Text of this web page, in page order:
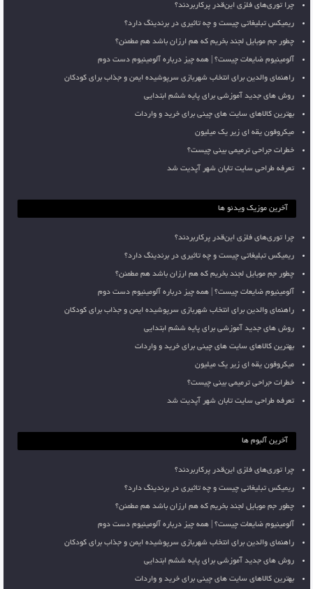
چرا توری‌های فلزی این‌قدر پرکاربردند؟
ریمیکس تبلیغاتی چیست و چه تاثیری در برندینگ دارد؟
چطور جم موبایل لجند بخریم که هم ارزان باشد هم مطمئن؟
آلومینیوم ضایعات چیست؟ | همه چیز درباره آلومینیوم دست دوم
راهنمای والدین برای انتخاب شهربازی سرپوشیده ایمن و جذاب برای کودکان
روش های جدید آموزشی برای پایه ششم ابتدایی
بهترین کالاهای سایت های چینی برای خرید و واردات
میکروفون یقه ای زیر یک میلیون
خطرات جراحی ترمیمی بینی چیست؟
تعرفه طراحی سایت تابان شهر آپدیت شد
آخرین موزیک ویدئو ها
چرا توری‌های فلزی این‌قدر پرکاربردند؟
ریمیکس تبلیغاتی چیست و چه تاثیری در برندینگ دارد؟
چطور جم موبایل لجند بخریم که هم ارزان باشد هم مطمئن؟
آلومینیوم ضایعات چیست؟ | همه چیز درباره آلومینیوم دست دوم
راهنمای والدین برای انتخاب شهربازی سرپوشیده ایمن و جذاب برای کودکان
روش های جدید آموزشی برای پایه ششم ابتدایی
بهترین کالاهای سایت های چینی برای خرید و واردات
میکروفون یقه ای زیر یک میلیون
خطرات جراحی ترمیمی بینی چیست؟
تعرفه طراحی سایت تابان شهر آپدیت شد
آخرین آلبوم ها
چرا توری‌های فلزی این‌قدر پرکاربردند؟
ریمیکس تبلیغاتی چیست و چه تاثیری در برندینگ دارد؟
چطور جم موبایل لجند بخریم که هم ارزان باشد هم مطمئن؟
آلومینیوم ضایعات چیست؟ | همه چیز درباره آلومینیوم دست دوم
راهنمای والدین برای انتخاب شهربازی سرپوشیده ایمن و جذاب برای کودکان
روش های جدید آموزشی برای پایه ششم ابتدایی
بهترین کالاهای سایت های چینی برای خرید و واردات